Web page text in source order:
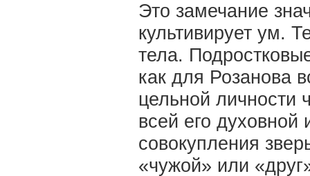
Это замечание
культивирует ум.
тела.
как для Розанова
цельной личности
всей его
совокупления
«чужой» или